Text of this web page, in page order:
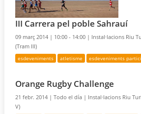
III Carrera pel poble Sahrauí
09 març 2014 | 10:00 - 14:00 | Instal·lacions Riu
(Tram III)
esdeveniments atletisme esdeveniments
Orange Rugby Challenge
21 febr. 2014 |Todo el día | Instal·lacions Riu
V)